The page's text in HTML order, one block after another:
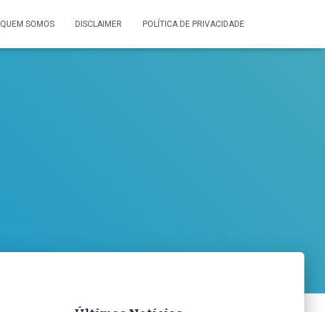
QUEM SOMOS DISCLAIMER POLÍTICA DE PRIVACIDADE